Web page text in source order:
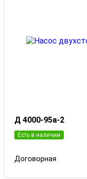
Д 4000-95а-2
Есть в наличии
Договорная